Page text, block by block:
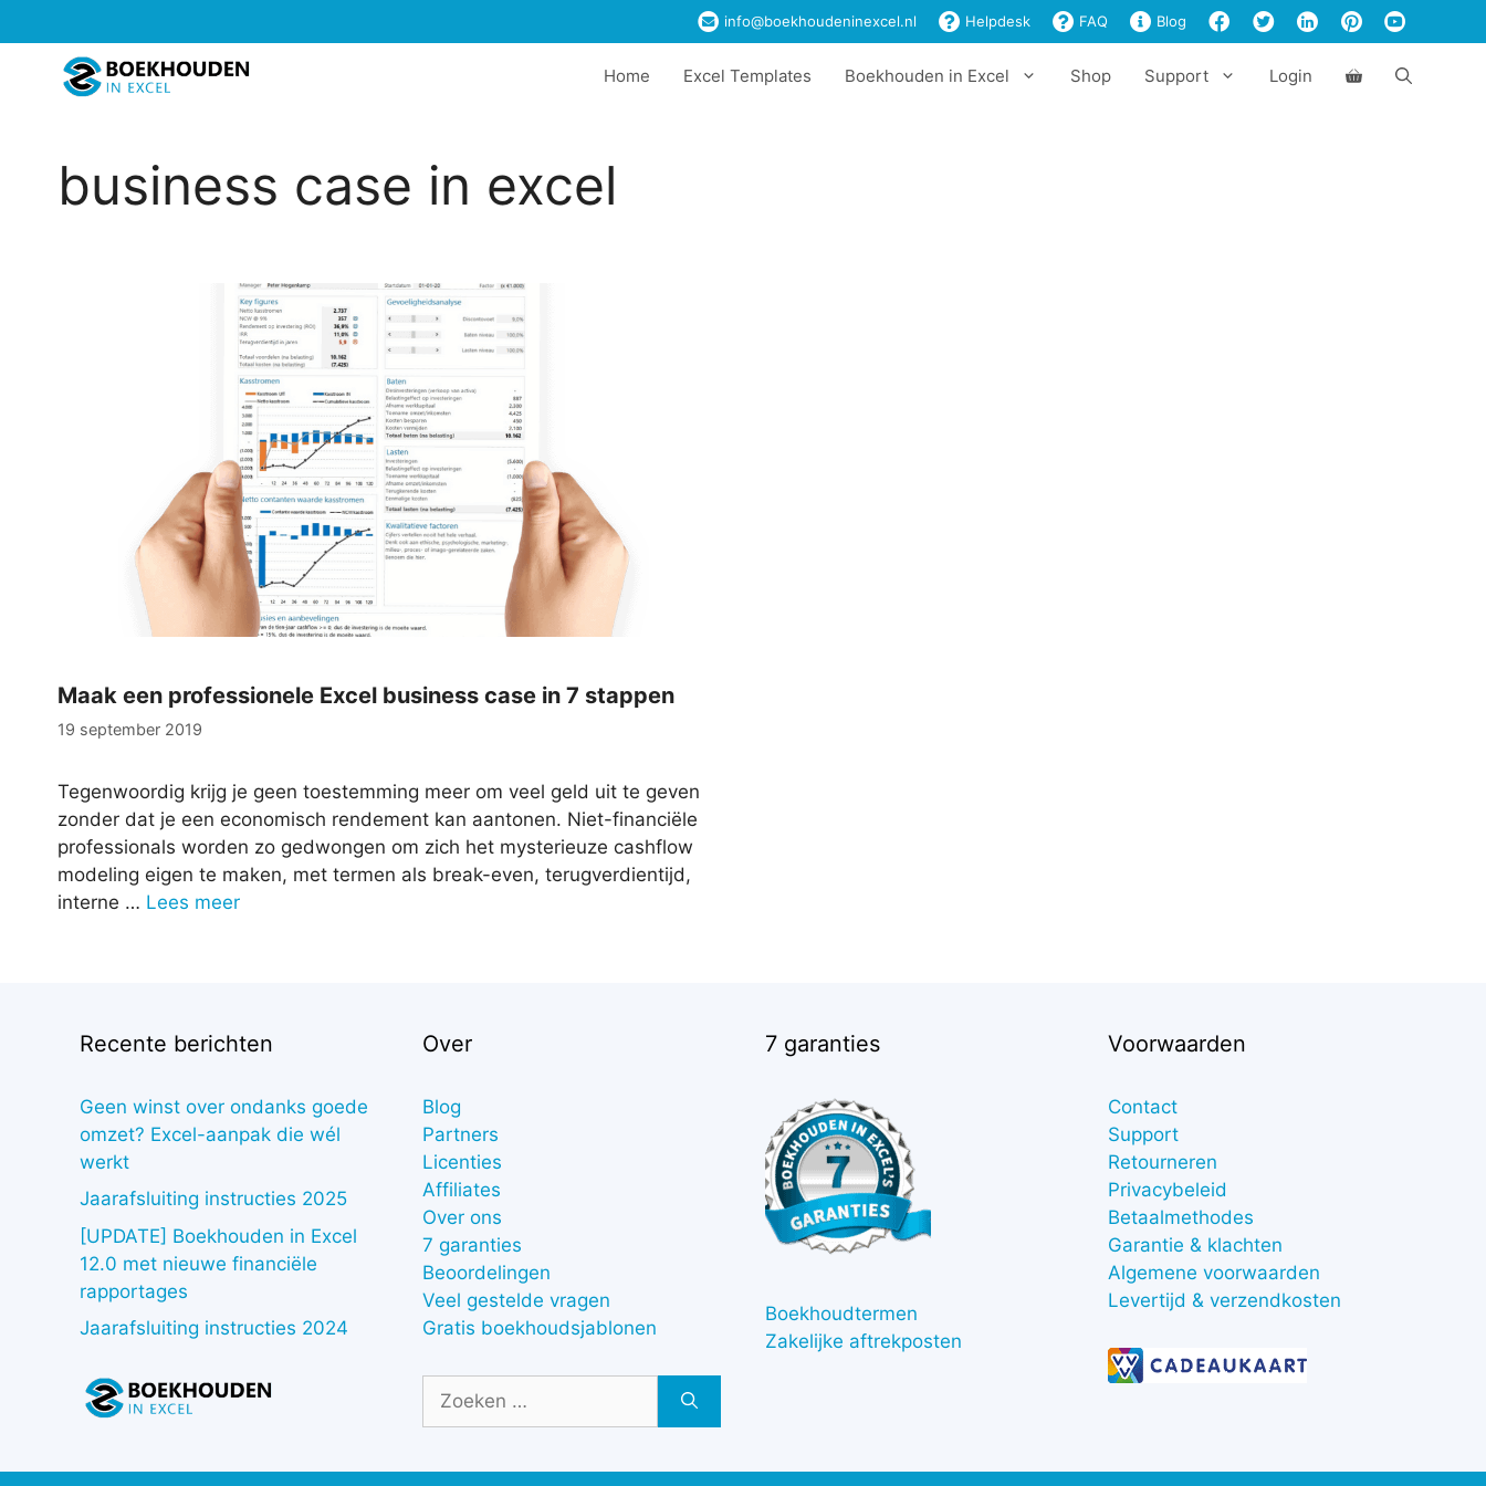
naar
info@boekhoudeninexcel.nl Helpdesk FAQ Blog
Home Excel Templates Boekhouden in Excel Shop Support Login
business case in excel
Maak een professionele Excel business case in 7 stappen
19 september 2019
Tegenwoordig krijg je geen toestemming meer om veel geld uit te geven
zonder dat je een economisch rendement kan aantonen. Niet-financiële
professionals worden zo gedwongen om zich het mysterieuze cashflow
modeling eigen te maken, met termen als break-even, terugverdientijd,
interne … Lees meer
Recente berichten
Geen winst over ondanks goede
omzet? Excel-aanpak die wél
werkt
Jaarafsluiting instructies 2025
[UPDATE] Boekhouden in Excel
12.0 met nieuwe financiële
rapportages
Jaarafsluiting instructies 2024
Over
Blog
Partners
Licenties
Affiliates
Over ons
7 garanties
Beoordelingen
Veel gestelde vragen
Gratis boekhoudsjablonen
naar:
7 garanties
Boekhoudtermen
Zakelijke aftrekposten
Voorwaarden
Contact
Support
Retourneren
Privacybeleid
Betaalmethodes
Garantie & klachten
Algemene voorwaarden
Levertijd & verzendkosten